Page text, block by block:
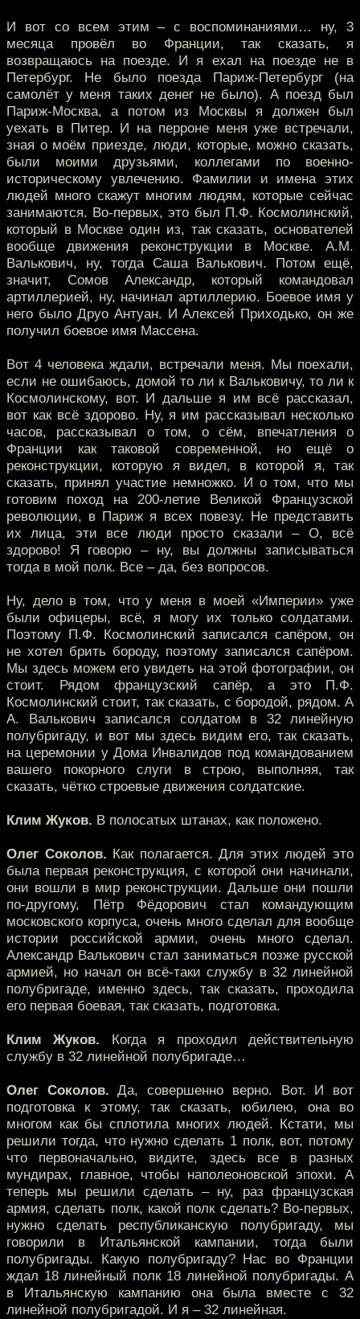
И вот со всем этим – с воспоминаниями… ну, 3
месяца провёл во Франции, так сказать, я
возвращаюсь на поезде. И я ехал на поезде не в
Петербург. Не было поезда Париж-Петербург (на
самолёт у меня таких денег не было). А поезд был
Париж-Москва, а потом из Москвы я должен был
уехать в Питер. И на перроне меня уже встречали,
зная о моём приезде, люди, которые, можно сказать,
были моими друзьями, коллегами по военно-
историческому увлечению. Фамилии и имена этих
людей много скажут многим людям, которые сейчас
занимаются. Во-первых, это был П.Ф. Космолинский,
который в Москве один из, так сказать, основателей
вообще движения реконструкции в Москве. А.М.
Валькович, ну, тогда Саша Валькович. Потом ещё,
значит, Сомов Александр, который командовал
артиллерией, ну, начинал артиллерию. Боевое имя у
него было Друо Антуан. И Алексей Приходько, он же
получил боевое имя Массена.
Вот 4 человека ждали, встречали меня. Мы поехали,
если не ошибаюсь, домой то ли к Вальковичу, то ли к
Космолинскому, вот. И дальше я им всё рассказал,
вот как всё здорово. Ну, я им рассказывал несколько
часов, рассказывал о том, о сём, впечатления о
Франции как таковой современной, но ещё о
реконструкции, которую я видел, в которой я, так
сказать, принял участие немножко. И о том, что мы
готовим поход на 200-летие Великой Французской
революции, в Париж я всех повезу. Не представить
их лица, эти все люди просто сказали – О, всё
здорово! Я говорю – ну, вы должны записываться
тогда в мой полк. Все – да, без вопросов.
Ну, дело в том, что у меня в моей «Империи» уже
были офицеры, всё, я могу их только солдатами.
Поэтому П.Ф. Космолинский записался сапёром, он
не хотел брить бороду, поэтому записался сапёром.
Мы здесь можем его увидеть на этой фотографии, он
стоит. Рядом французский сапёр, а это П.Ф.
Космолинский стоит, так сказать, с бородой, рядом. А
А. Валькович записался солдатом в 32 линейную
полубригаду, и вот мы здесь видим его, так сказать,
на церемонии у Дома Инвалидов под командованием
вашего покорного слуги в строю, выполняя, так
сказать, чётко строевые движения солдатские.
Клим Жуков. В полосатых штанах, как положено.
Олег Соколов. Как полагается. Для этих людей это
была первая реконструкция, с которой они начинали,
они вошли в мир реконструкции. Дальше они пошли
по-другому, Пётр Фёдорович стал командующим
московского корпуса, очень много сделал для вообще
истории российской армии, очень много сделал.
Александр Валькович стал заниматься позже русской
армией, но начал он всё-таки службу в 32 линейной
полубригаде, именно здесь, так сказать, проходила
его первая боевая, так сказать, подготовка.
Клим Жуков. Когда я проходил действительную
службу в 32 линейной полубригаде…
Олег Соколов. Да, совершенно верно. Вот. И вот
подготовка к этому, так сказать, юбилею, она во
многом как бы сплотила многих людей. Кстати, мы
решили тогда, что нужно сделать 1 полк, вот, потому
что первоначально, видите, здесь все в разных
мундирах, главное, чтобы наполеоновской эпохи. А
теперь мы решили сделать – ну, раз французская
армия, сделать полк, какой полк сделать? Во-первых,
нужно сделать республиканскую полубригаду, мы
говорили в Итальянской кампании, тогда были
полубригады. Какую полубригаду? Нас во Франции
ждал 18 линейный полк 18 линейной полубригады. А
в Итальянскую кампанию она была вместе с 32
линейной полубригадой. И я – 32 линейная.